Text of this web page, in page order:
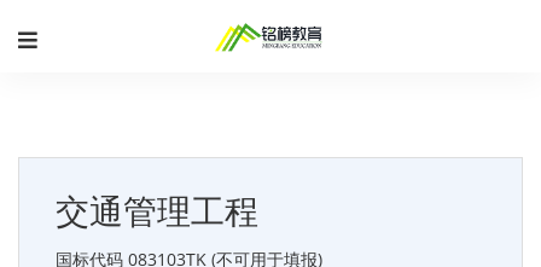
交通管理工程
国标代码 083103TK (不可用于填报)